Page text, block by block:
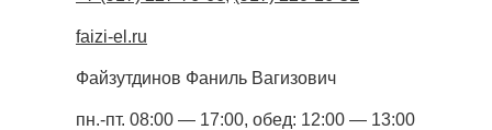
faizi-el.ru
Файзутдинов Фаниль Вагизович
пн.-пт. 08:00 — 17:00, обед: 12:00 — 13:00